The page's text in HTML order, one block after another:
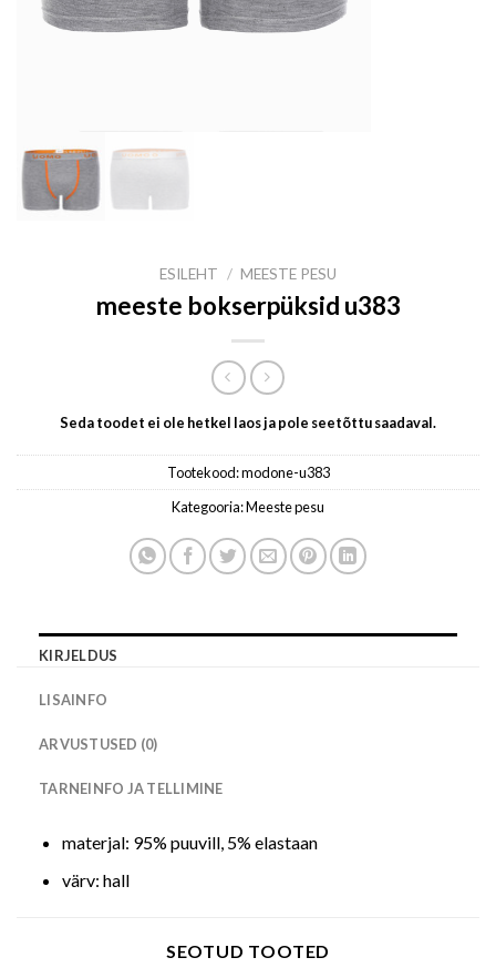
ESILEHT / MEESTE PESU
meeste bokserpüksid u383
Seda toodet ei ole hetkel laos ja pole seetõttu saadaval.
Tootekood:modone-u383
Kategooria:Meeste pesu
KIRJELDUS
LISAINFO
ARVUSTUSED (0)
TARNEINFO JA TELLIMINE
materjal: 95% puuvill, 5% elastaan
värv: hall
SEOTUD TOOTED